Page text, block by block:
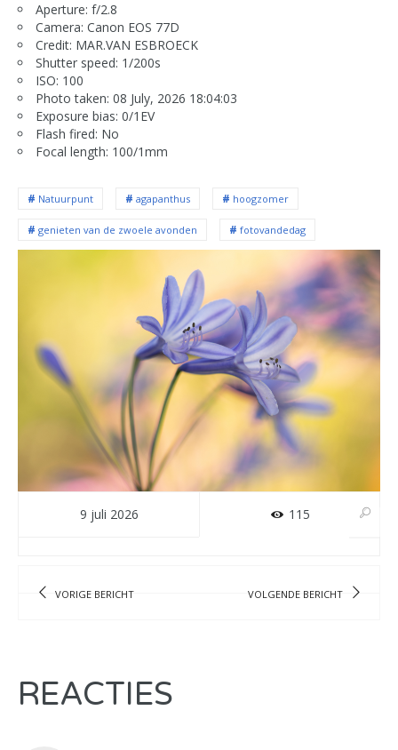
Aperture: f/2.8
Camera: Canon EOS 77D
Credit: MAR.VAN ESBROECK
Shutter speed: 1/200s
ISO: 100
Photo taken: 08 July, 2026 18:04:03
Exposure bias: 0/1EV
Flash fired: No
Focal length: 100/1mm
Natuurpunt agapanthus hoogzomer
genieten van de zwoele avonden fotovandedag
9 juli 2026 115
VORIGE BERICHT VOLGENDE BERICHT
REACTIES